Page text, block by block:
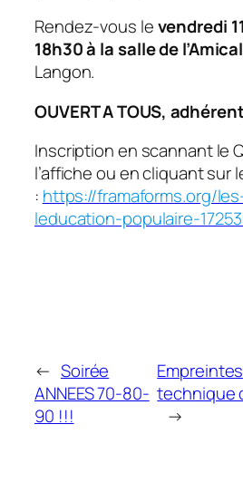
Rendez-vous levendredi
18h30 à la salle de
Langon.
OUVERT A TOUS,
Inscription en scannant le
l’affiche ou en cliquant sur
: https://framaforms.org/
leducation-populaire-
← Soirée
ANNEES 70-80-
90 !!!
technique
→